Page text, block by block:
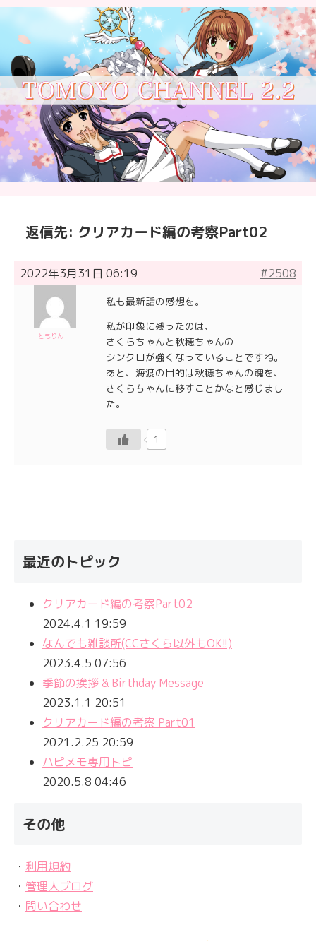
返信先: クリアカード編の考察Part02
2022年3月31日 06:19 #2508
ともりん
私も最新話の感想を。
私が印象に残ったのは、
さくらちゃんと秋穂ちゃんの
シンクロが強くなっていることですね。
あと、海渡の目的は秋穂ちゃんの魂を、
さくらちゃんに移すことかなと感じまし
た。
1
最近のトピック
クリアカード編の考察Part02
2024.4.1 19:59
なんでも雑談所(CCさくら以外もOK!!)
2023.4.5 07:56
季節の挨拶 & Birthday Message
2023.1.1 20:51
クリアカード編の考察 Part01
2021.2.25 20:59
ハピメモ専用トピ
2020.5.8 04:46
その他
・ 利用規約
・ 管理人ブログ
・ 問い合わせ